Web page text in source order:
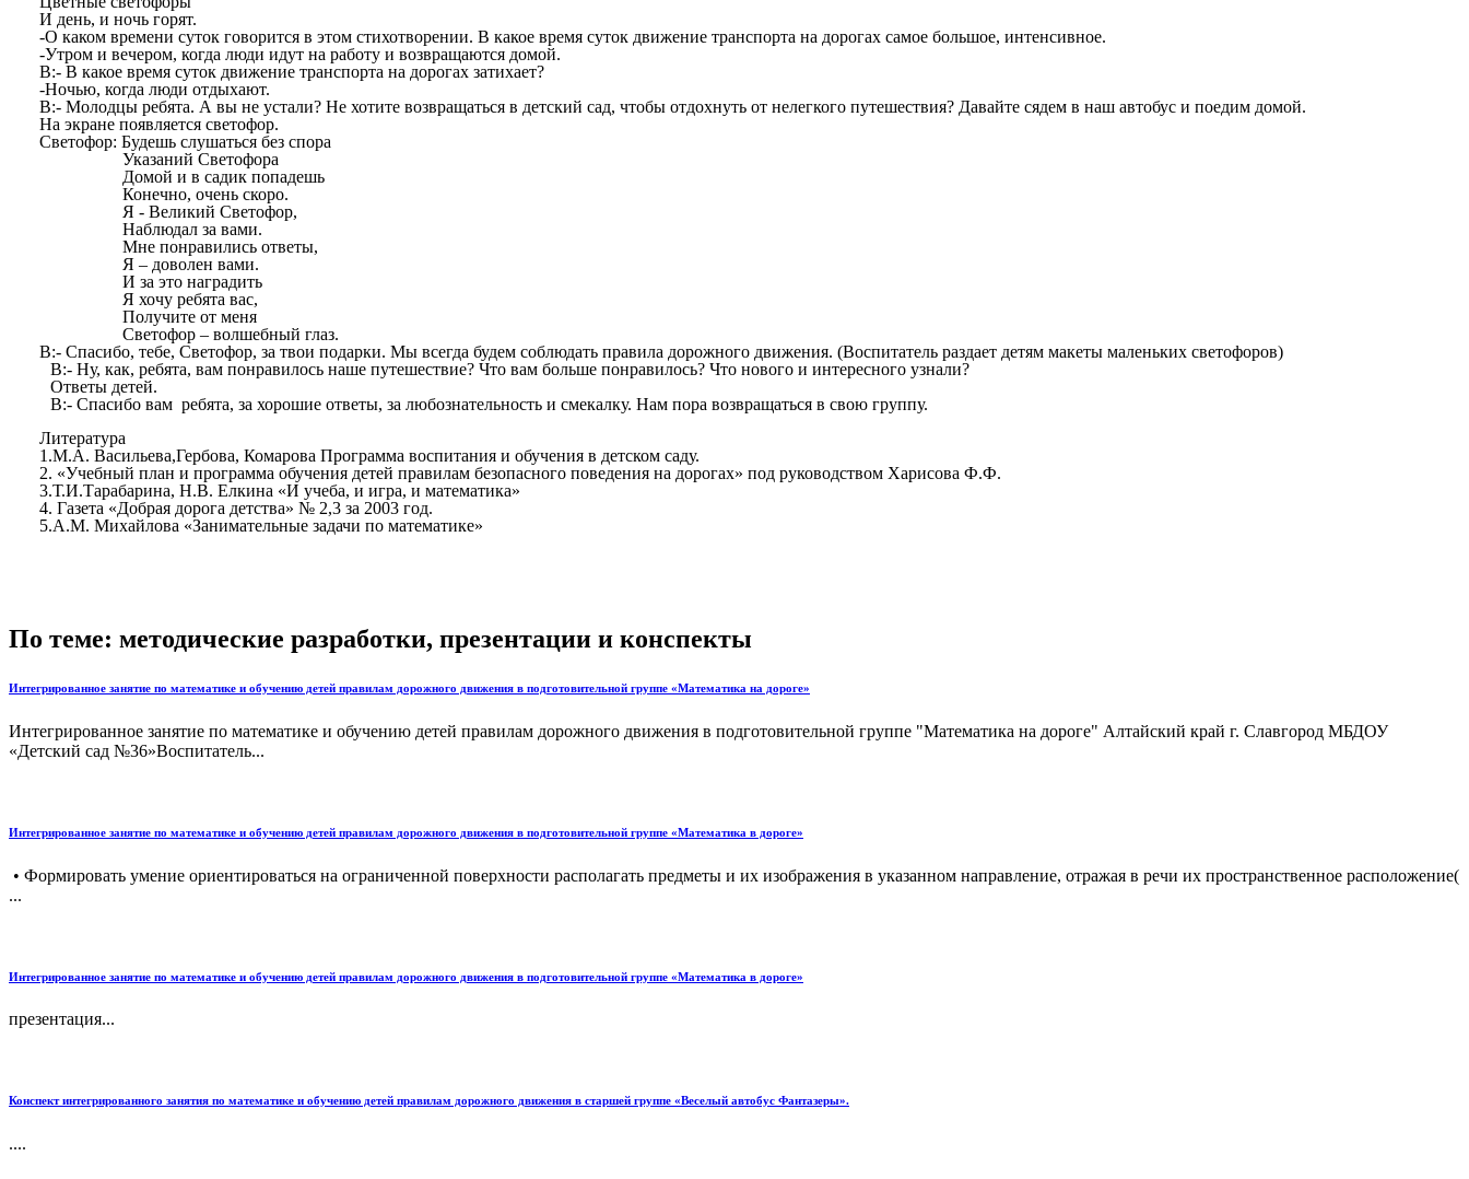
И день, и ночь горят.
-О каком времени суток говорится в этом стихотворении. В какое время суток движение транспорта на дорогах самое большое, интенсивное.
-Утром и вечером, когда люди идут на работу и возвращаются домой.
В:- В какое время суток движение транспорта на дорогах затихает?
-Ночью, когда люди отдыхают.
В:- Молодцы ребята. А вы не устали? Не хотите возвращаться в детский сад, чтобы отдохнуть от нелегкого путешествия? Давайте сядем в наш автобус и поедим домой.
На экране появляется светофор.
Светофор: Будешь слушаться без спора
Указаний Светофора
Домой и в садик попадешь
Конечно, очень скоро.
Я - Великий Светофор,
Наблюдал за вами.
Мне понравились ответы,
Я – доволен вами.
И за это наградить
Я хочу ребята вас,
Получите от меня
Светофор – волшебный глаз.
В:- Спасибо, тебе, Светофор, за твои подарки. Мы всегда будем соблюдать правила дорожного движения. (Воспитатель раздает детям макеты маленьких светофоров)
В:- Ну, как, ребята, вам понравилось наше путешествие? Что вам больше понравилось? Что нового и интересного узнали?
Ответы детей.
В:- Спасибо вам ребята, за хорошие ответы, за любознательность и смекалку. Нам пора возвращаться в свою группу.
Литература
1.М.А. Васильева,Гербова, Комарова Программа воспитания и обучения в детском саду.
2. «Учебный план и программа обучения детей правилам безопасного поведения на дорогах» под руководством Харисова Ф.Ф.
3.Т.И.Тарабарина, Н.В. Елкина «И учеба, и игра, и математика»
4. Газета «Добрая дорога детства» № 2,3 за 2003 год.
5.А.М. Михайлова «Занимательные задачи по математике»
По теме: методические разработки, презентации и конспекты
Интегрированное занятие по математике и обучению детей правилам дорожного движения в подготовительной группе «Математика на дороге»
Интегрированное занятие по математике и обучению детей правилам дорожного движения в подготовительной группе "Математика на дороге" Алтайский край г. Славгород МБДОУ
«Детский сад №36»Воспитатель...
Интегрированное занятие по математике и обучению детей правилам дорожного движения в подготовительной группе «Математика в дороге»
• Формировать умение ориентироваться на ограниченной поверхности располагать предметы и их изображения в указанном направление, отражая в речи их пространственное расположение(
...
Интегрированное занятие по математике и обучению детей правилам дорожного движения в подготовительной группе «Математика в дороге»
презентация...
Конспект интегрированного занятия по математике и обучению детей правилам дорожного движения в старшей группе «Веселый автобус Фантазеры».
....